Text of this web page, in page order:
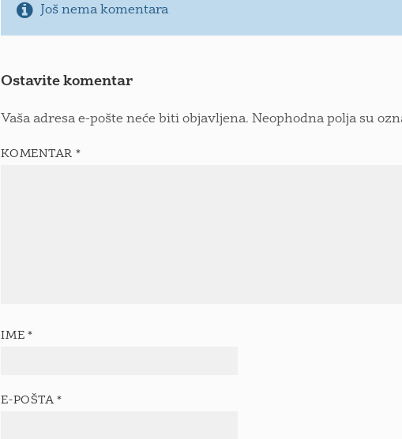
Još nema komentara
Ostavite komentar
Vaša adresa e-pošte neće biti objavljena. Neophodna polja su
KOMENTAR *
IME *
E-POŠTA *